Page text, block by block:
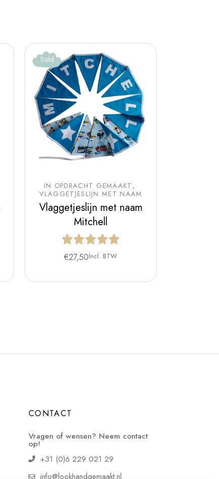
Sold
IN OPDRACHT GEMAAKT
VLAGGETJESLIJN MET NAAM
Vlaggetjeslijn met naam
Mitchell
€27,50Incl. BTW
CONTACT
Vragen of wensen? Neem contact
op!
+31 (0)6 229 021 29
info@lookhandgemaakt.nl